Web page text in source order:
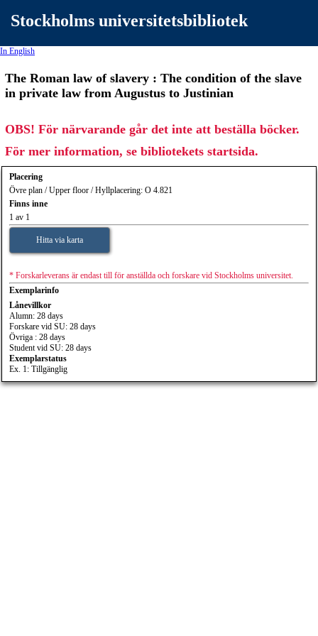
Stockholms universitetsbibliotek
In English
The Roman law of slavery : The condition of the slave
in private law from Augustus to Justinian
OBS! För närvarande går det inte att beställa böcker.
För mer information, se bibliotekets startsida.
Placering
Övre plan / Upper floor / Hyllplacering: O 4.821
Finns inne
1 av 1
Hitta via karta
* Forskarleverans är endast till för anställda och forskare vid Stockholms universitet.
Exemplarinfo
Lånevillkor
Alumn: 28 days
Forskare vid SU: 28 days
Övriga : 28 days
Student vid SU: 28 days
Exemplarstatus
Ex. 1: Tillgänglig